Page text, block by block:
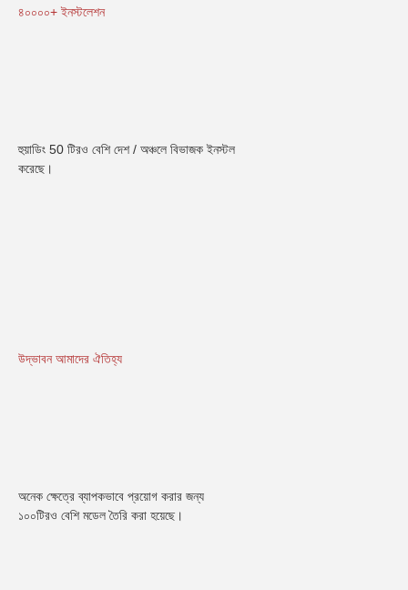
৪০০০০+ ইনস্টলেশন
হুয়াডিং 50 টিরও বেশি দেশ / অঞ্চলে বিভাজক ইনস্টল
করেছে।
উদ্ভাবন আমাদের ঐতিহ্য
অনেক ক্ষেত্রে ব্যাপকভাবে প্রয়োগ করার জন্য
১০০টিরও বেশি মডেল তৈরি করা হয়েছে।